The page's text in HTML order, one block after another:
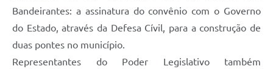
Bandeirantes: a assinatura do convênio com o Governo
do Estado, através da Defesa Cívil, para a construção de
duas pontes no município.
Representantes do Poder Legislativo também